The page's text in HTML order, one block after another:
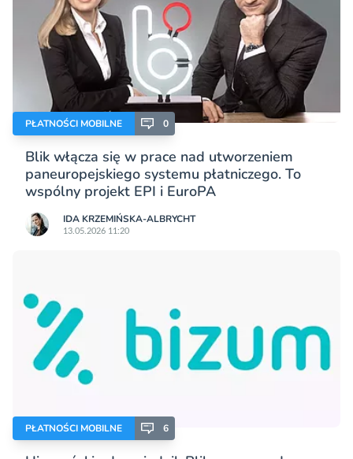
PŁATNOŚCI MOBILNE 0
Blik włącza się w prace nad utworzeniem
paneuropejskiego systemu płatniczego. To
wspólny projekt EPI i EuroPA
IDA KRZEMIŃSKA-ALBRYCHT
13.05.2026 11:20
PŁATNOŚCI MOBILNE 6